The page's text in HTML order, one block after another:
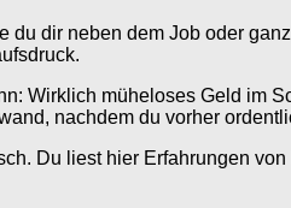
du dir neben dem Job oder
Wirklich müheloses Geld im
nachdem du vorher
Du liest hier Erfahrungen